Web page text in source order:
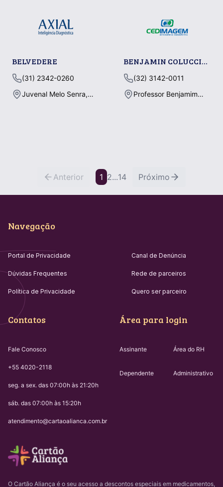
BELVEDERE
(31) 2342-0260
Juvenal Melo Senra,
BENJAMIN COLUCCI
JUIZ DE FORA
(32) 3142-0011
Professor Benjamim
Anterior 1 2...14 Próximo
O Cartão Aliança é o seu acesso a descontos especiais em medicamentos,
Navegação
Portal de Privacidade Canal de Denúncia
Dúvidas Frequentes Rede de parceiros
Política de Privacidade Quero ser parceiro
Contatos
Fale Conosco
+55 4020-2118
seg. a sex. das 07:00h às 21:20h
sáb. das 07:00h às 15:20h
atendimento@cartaoalianca.com.br
Área para login
Assinante Área do RH
Dependente Administrativo